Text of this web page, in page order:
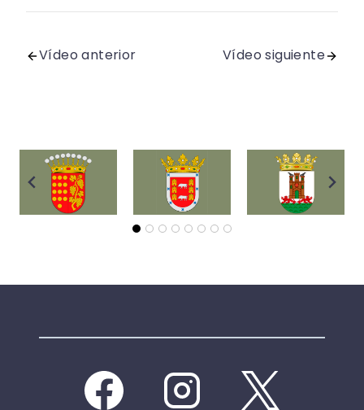
Vídeo anterior Vídeo siguiente